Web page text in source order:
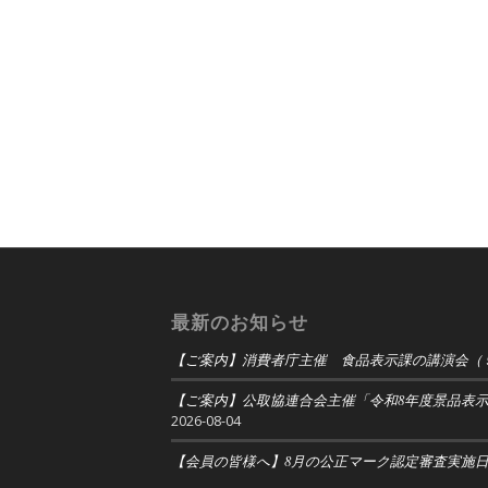
最新のお知らせ
【ご案内】消費者庁主催 食品表示課の講演会（
【ご案内】公取協連合会主催「令和8年度景品表
2026-08-04
【会員の皆様へ】8月の公正マーク認定審査実施